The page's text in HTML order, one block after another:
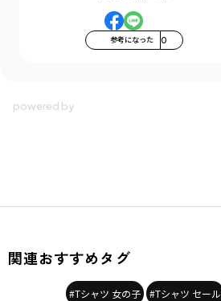
参考になった 0
関連おすすめタグ
#Tシャツ 女の子 #Tシャツ セール